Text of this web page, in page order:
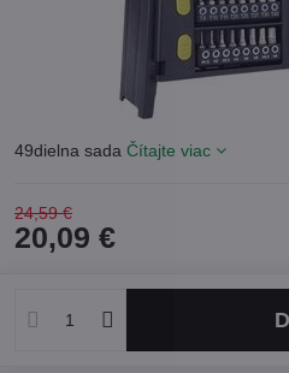
49dielna sada Čítajte viac
24,59 €
20,09 €